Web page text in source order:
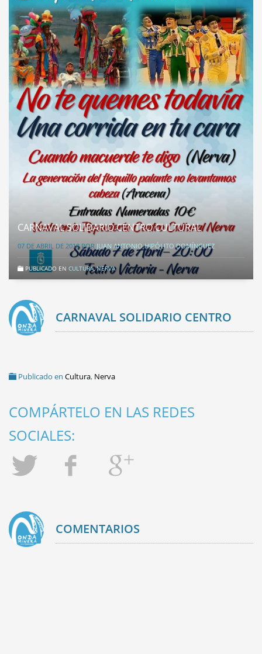
CARNAVAL SOLIDARIO CENTRO CULTURAL
07 DE ABRIL DE 2018POR JUAN ANTONIO HIPÓLITO DOMÍNGUEZ
PUBLICADO EN CULTURA,NERVA
CARNAVAL SOLIDARIO CENTRO
Publicado en Cultura, Nerva
COMPÁRTELO EN LAS REDES
SOCIALES:
COMENTARIOS